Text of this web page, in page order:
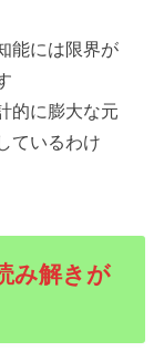
能には限界が
的に膨大な元
ているわけ
み解きが